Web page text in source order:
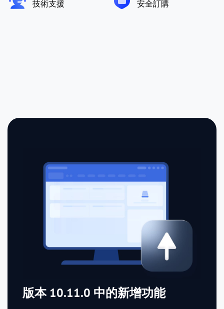
技術支援 安全訂購
版本 10.11.0 中的新增功能